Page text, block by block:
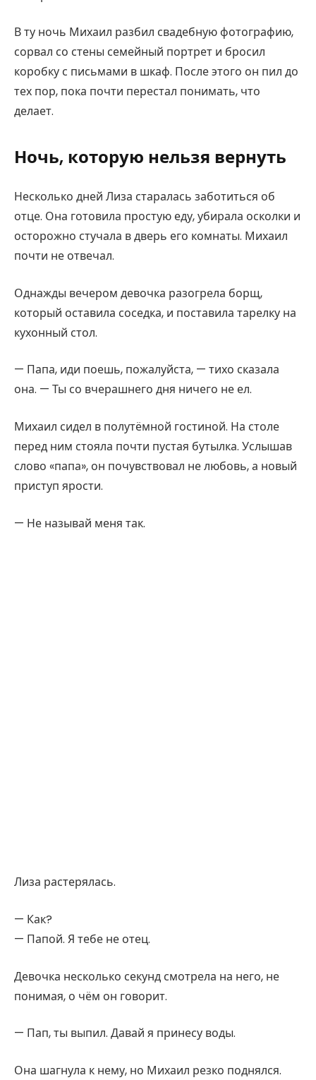
В ту ночь Михаил разбил свадебную фотографию,
сорвал со стены семейный портрет и бросил
коробку с письмами в шкаф. После этого он пил до
тех пор, пока почти перестал понимать, что
делает.
Ночь, которую нельзя вернуть
Несколько дней Лиза старалась заботиться об
отце. Она готовила простую еду, убирала осколки и
осторожно стучала в дверь его комнаты. Михаил
почти не отвечал.
Однажды вечером девочка разогрела борщ,
который оставила соседка, и поставила тарелку на
кухонный стол.
— Папа, иди поешь, пожалуйста, — тихо сказала
она. — Ты со вчерашнего дня ничего не ел.
Михаил сидел в полутёмной гостиной. На столе
перед ним стояла почти пустая бутылка. Услышав
слово «папа», он почувствовал не любовь, а новый
приступ ярости.
— Не называй меня так.
Лиза растерялась.
— Как?
— Папой. Я тебе не отец.
Девочка несколько секунд смотрела на него, не
понимая, о чём он говорит.
— Пап, ты выпил. Давай я принесу воды.
Она шагнула к нему, но Михаил резко поднялся.